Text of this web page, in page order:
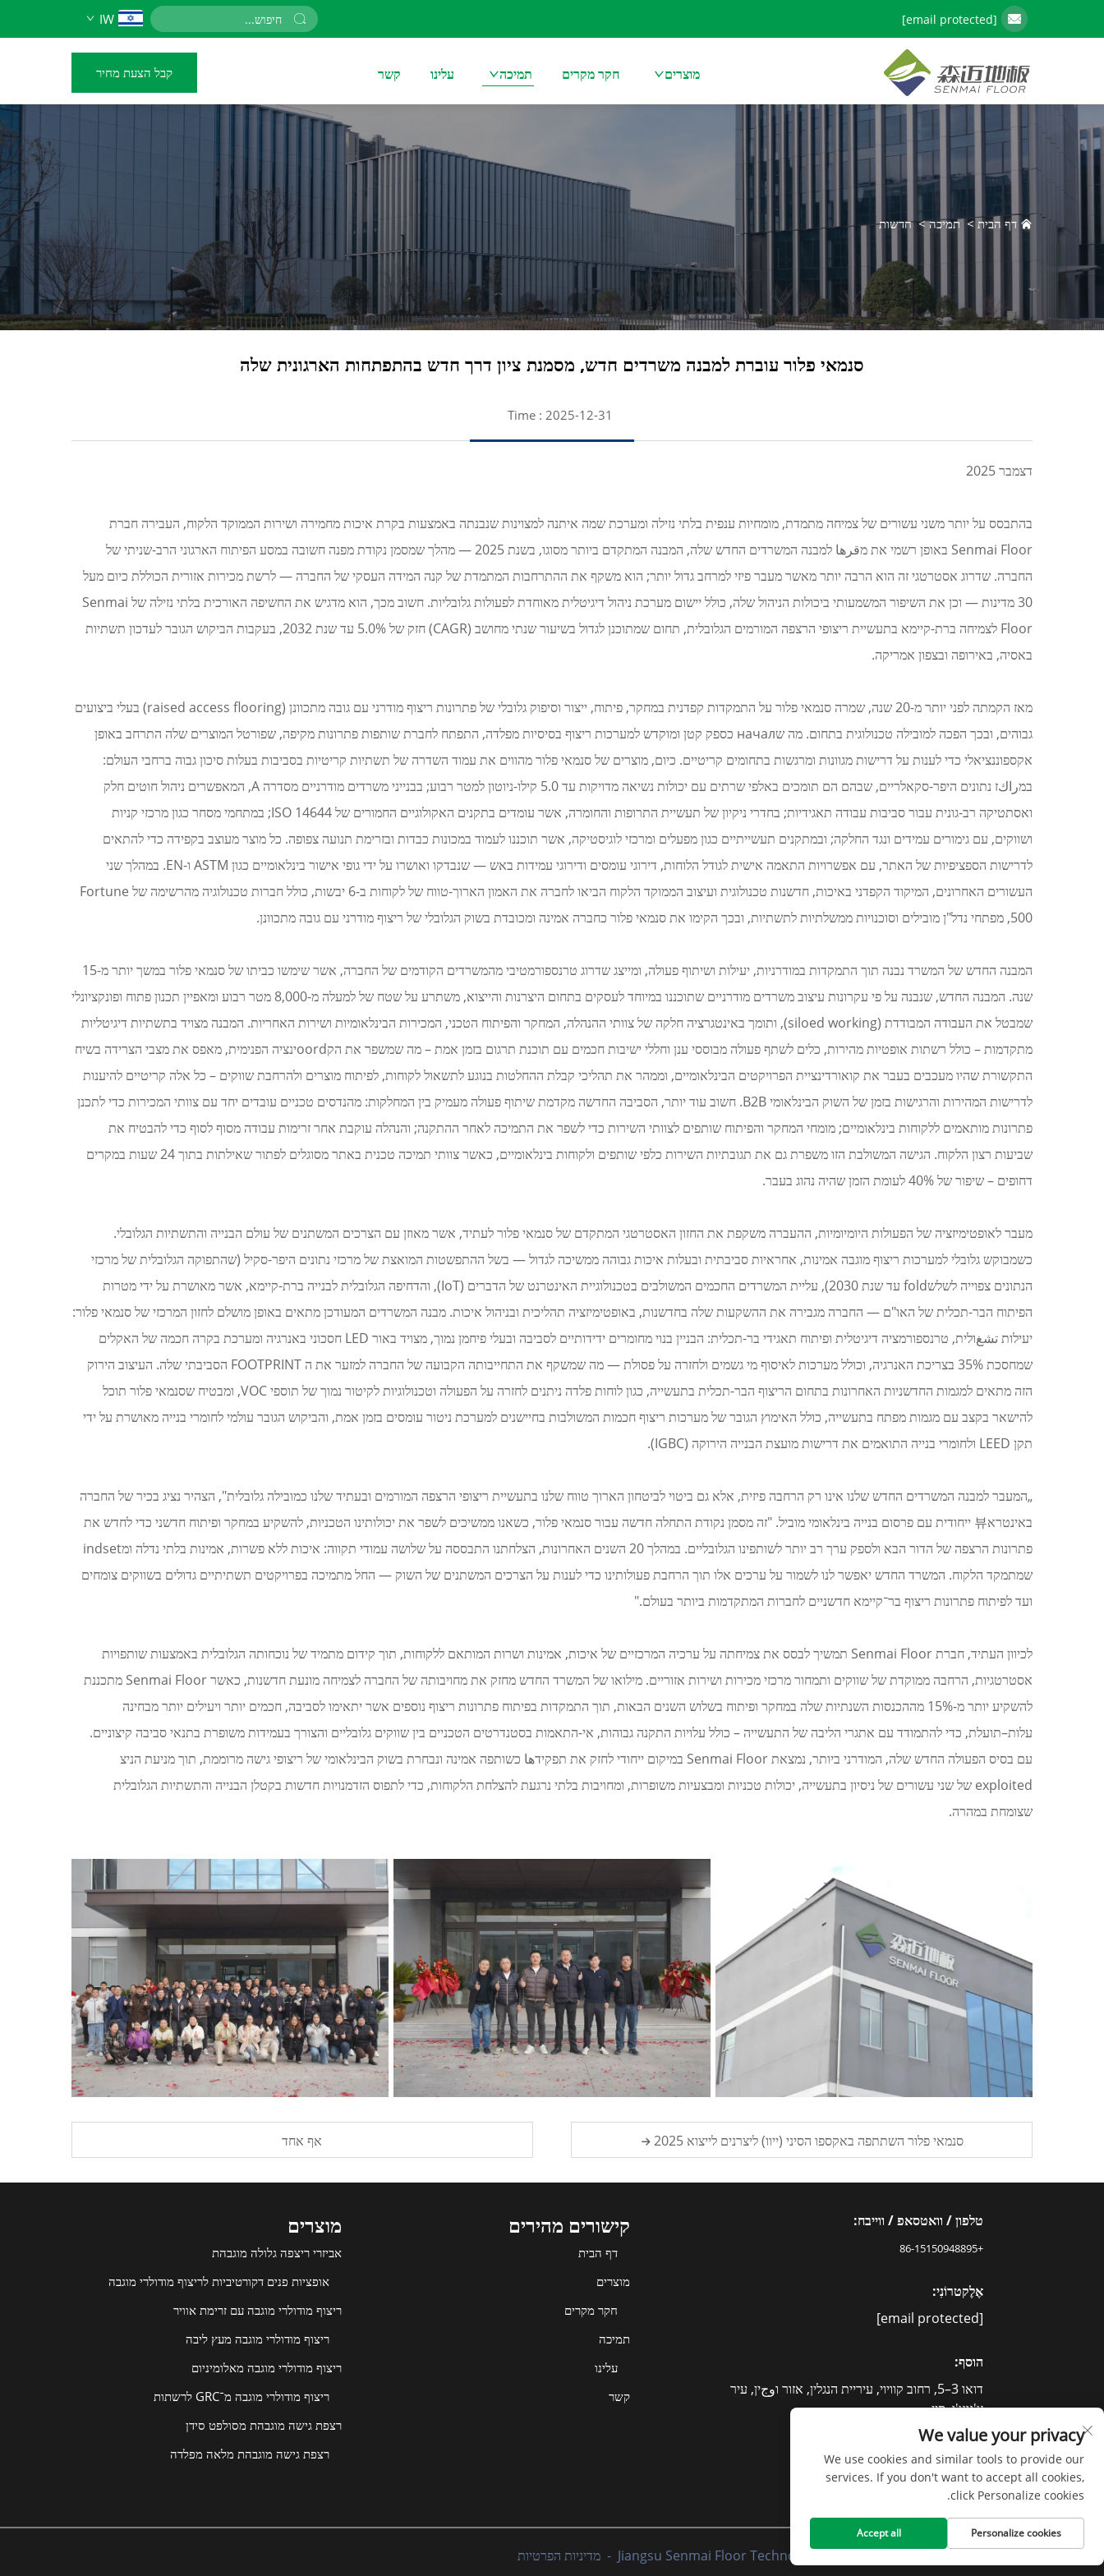
[email protected]
IW
מוצרים חקר מקרים תמיכה עלינו קשר קבל הצעת מחיר
דף הבית>תמיכה>חדשות
סנמאי פלור עוברת למבנה משרדים חדש, מסמנת ציון דרך חדש בהתפתחות הארגונית שלה
Time : 2025-12-31
דצמבר 2025
בהתבסס על יותר משני עשורים של צמיחה מתמדת, מומחיות ענפית בלתי נזילה ומערכת שמה איתנה למצוינות שנבנתה באמצעות בקרת איכות מחמירה ושירות הממוקד הלקוח, העבירה חברת
Senmai Floor באופן רשמי את מقرها למבנה המשרדים החדש שלה, המבנה המתקדם ביותר מסוגו, בשנת 2025 — מהלך שמסמן נקודת מפנה חשובה במסע הפיתוח הארגוני הרב-שניתי של
החברה. שדרוג אסטרטגי זה הוא הרבה יותר מאשר מעבר פיזי למרחב גדול יותר; הוא משקף את ההתרחבות המתמדת של קנה המידה העסקי של החברה — לרשת מכירות אזורית הכוללת כיום מעל
30 מדינות — וכן את השיפור המשמעותי ביכולות הניהול שלה, כולל יישום מערכת ניהול דיגיטלית מאוחדת לפעולות גלובליות. חשוב מכך, הוא מדגיש את החשיפה האורכית בלתי נזילה של Senmai
Floor לצמיחה ברת-קיימא בתעשיית ריצופי הרצפה המורמים הגלובלית, תחום שמתוכנן לגדול בשיעור שנתי מחושב (CAGR) חזק של 5.0% עד שנת 2032, בעקבות הביקוש הגובר לעדכון תשתיות
באסיה, באירופה ובצפון אמריקה.
מאז הקמתה לפני יותר מ-20 שנה, שמרה סנמאי פלור על התמקדות קפדנית במחקר, פיתוח, ייצור וסיפוק גלובלי של פתרונות ריצוף מודרני עם גובה מתכוונן (raised access flooring) בעלי ביצועים
גבוהים, ובכך הפכה למובילה טכנולוגית בתחום. מה שначал כספק קטן ומוקדש למערכות ריצוף בסיסיות מפלדה, התפתח לחברת שותפות פתרונות מקיפה, שפורטל המוצרים שלה התרחב באופן
אקספוננציאלי כדי לענות על דרישות מגוונות ומרגשות בתחומים קריטיים. כיום, מוצרים של סנמאי פלור מהווים את עמוד השדרה של תשתיות קריטיות בסביבות בעלות סיכון גבוה ברחבי העולם:
במراكז נתונים היפר-סקאלריים, שבהם הם תומכים באלפי שרתים עם יכולות נשיאה מדויקות עד 5.0 קילו-ניוטון למטר רבוע; בבנייני משרדים מודרניים מסדרה A, המאפשרים ניהול חוטים חלק
ואסתטיקה רב-גונית עבור סביבות עבודה תאגידיות; בחדרי ניקיון של תעשיית התרופות והחומרה, אשר עומדים בתקנים האקולוגיים החמורים של ISO 14644; במתחמי מסחר כגון מרכזי קניות
ושווקים, עם גימורים עמידים ונגד החלקה; ובמתקנים תעשייתיים כגון מפעלים ומרכזי לוגיסטיקה, אשר תוכננו לעמוד במכונות כבדות ובזרימת תנועה צפופה. כל מוצר מעוצב בקפידה כדי להתאים
לדרישות הספציפיות של האתר, עם אפשרויות התאמה אישית לגודל הלוחות, דירוגי עומסים ודירוגי עמידות באש — שנבדקו ואושרו על ידי גופי אישור בינלאומיים כגון ASTM ו-EN. במהלך שני
העשורים האחרונים, המיקוד הקפדני באיכות, חדשנות טכנולוגית ועיצוב הממוקד הלקוח הביאו לחברה את האמון הארוך-טווח של לקוחות ב-6 יבשות, כולל חברות טכנולוגיה מהרשימה של Fortune
500, מפתחי נדל"ן מובילים וסוכנויות ממשלתיות לתשתיות, ובכך הקימו את סנמאי פלור כחברה אמינה ומכובדת בשוק הגלובלי של ריצוף מודרני עם גובה מתכוונן.
המבנה החדש של המשרד נבנה תוך התמקדות במודרניות, יעילות ושיתוף פעולה, ומייצג שדרוג טרנספורמטיבי מהמשרדים הקודמים של החברה, אשר שימשו כביתו של סנמאי פלור במשך יותר מ-15
שנה. המבנה החדש, שנבנה על פי עקרונות עיצוב משרדים מודרניים שתוכננו במיוחד לעסקים בתחום היצרנות והייצוא, משתרע על שטח של למעלה מ-8,000 מטר רבוע ומאפיין תכנון פתוח ופונקציונלי
שמבטל את העבודה המבודדת (siloed working), ותומך באינטגרציה חלקה של צוותי ההנהלה, המחקר והפיתוח הטכני, המכירות הבינלאומיות ושירות האחריות. המבנה מצויד בתשתיות דיגיטליות
מתקדמות – כולל רשתות אופטיות מהירות, כלים לשתף פעולה מבוססי ענן וחללי ישיבות חכמים עם תוכנת תרגום בזמן אמת – מה שמשפר את הקoordינציה הפנימית, מאפס את מצבי הצרידה בשיח
התקשורת שהיו מעכבים בעבר את קואורדינציית הפרויקטים הבינלאומיים, וממהר את תהליכי קבלת ההחלטות בנוגע לתשאול לקוחות, לפיתוח מוצרים ולהרחבת שווקים – כל אלה קריטיים להיענות
לדרישות המהירות והרגישות בזמן של השוק הבינלאומי B2B. חשוב עוד יותר, הסביבה החדשה מקדמת שיתוף פעולה מעמיק בין המחלקות: מהנדסים טכניים עובדים יחד עם צוותי המכירות כדי לתכנן
פתרונות מותאמים ללקוחות בינלאומיים; מומחי המחקר והפיתוח שותפים לצוותי השירות כדי לשפר את התמיכה לאחר ההתקנה; והנהלה עוקבת אחר זרימות עבודה מסוף לסוף כדי להבטיח את
שביעות רצון הלקוח. הגישה המשולבת הזו משפרת גם את תגובתיות השירות כלפי שותפים ולקוחות בינלאומיים, כאשר צוותי תמיכה טכנית באתר מסוגלים לפתור שאילתות בתוך 24 שעות במקרים
דחופים – שיפור של 40% לעומת הזמן שהיה נהוג בעבר.
מעבר לאופטימיזציה של הפעולות היומיומיות, ההעברה משקפת את החזון האסטרטגי המתקדם של סנמאי פלור לעתיד, אשר מאוזן עם הצרכים המשתנים של עולם הבנייה והתשתיות הגלובלי.
כשמבוקש גלובלי למערכות ריצוף מוגבה אמינות, אחראיות סביבתית ובעלות איכות גבוהה ממשיכה לגדול — בשל ההתפשטות המואצת של מרכזי נתונים היפר-סקיל (שהתפוקה הגלובלית של מרכזי
הנתונים צפוייה לשלשfold עד שנת 2030), עליית המשרדים החכמים המשולבים בטכנולוגיית האינטרנט של הדברים (IoT), והדחיפה הגלובלית לבנייה ברת-קיימא, אשר מאושרת על ידי מטרות
הפיתוח הבר-תכלית של האו"ם — החברה מגבירה את ההשקעות שלה בחדשנות, באופטימיזציה תהליכית ובניהול איכות. מבנה המשרדים המעודכן מתאים באופן מושלם לחזון המרכזי של סנמאי פלור:
יעילות تشغולית, טרנספורמציה דיגיטלית ופיתוח תאגידי בר-תכלית: הבניין בנוי מחומרים ידידותיים לסביבה ובעלי פיחמן נמוך, מצויד באור LED חסכוני באנרגיה ומערכת בקרה חכמה של האקלים
שמחסכת 35% בצריכת האנרגיה, וכולל מערכות לאיסוף מי גשמים ולחזרה על פסולת — מה שמשקף את התחייבותה הקבועה של החברה למזער את ה FOOTPRINT הסביבתי שלה. העיצוב הירוק
הזה מתאים למגמות החדשניות האחרונות בתחום הריצוף הבר-תכלית בתעשייה, כגון לוחות פלדה ניתנים לחזרה על הפעולה וטכנולוגיות לקיטור נמוך של תוספי VOC, ומבטיח שסנמאי פלור תוכל
להישאר בקצב עם מגמות מפתח בתעשייה, כולל האימוץ הגובר של מערכות ריצוף חכמות המשולבות בחיישנים למערכת ניטור עומסים בזמן אמת, והביקוש הגובר עולמי לחומרי בנייה מאושרת על ידי
תקן LEED ולחומרי בנייה התואמים את דרישות מועצת הבנייה הירוקה (IGBC).
„המעבר למבנה המשרדים החדש שלנו אינו רק הרחבה פיזית, אלא גם ביטוי לביטחון הארוך טווח שלנו בתעשיית ריצופי הרצפה המורמים ובעתיד שלנו כמובילה גלובלית", הצהיר נציג בכיר של החברה
באינטרא뷰 ייחודית עם פרסום בנייה בינלאומי מוביל. "זה מסמן נקודת התחלה חדשה עבור סנמאי פלור, כשאנו ממשיכים לשפר את יכולותינו הטכניות, להשקיע במחקר ופיתוח חדשני כדי לחדש את
פתרונות הרצפה של הדור הבא ולספק ערך רב יותר לשותפינו הגלובליים. במהלך 20 השנים האחרונות, הצלחתנו התבססה על שלושה עמודי תקווה: איכות ללא פשרות, אמינות בלתי נדלה ומindset
שמתמקד הלקוח. המשרד החדש יאפשר לנו לשמור על ערכים אלו תוך הרחבת פעולותינו כדי לענות על הצרכים המשתנים של השוק — החל מתמיכה בפרויקטים תשתיתיים גדולים בשווקים צומחים
ועד לפיתוח פתרונות ריצוף בר־קיימא חדשניים לחברות המתקדמות ביותר בעולם."
לכיוון העתיד, חברת Senmai Floor תמשיך לבסס את צמיחתה על ערכיה המרכזיים של איכות, אמינות ושרות המותאם ללקוחות, תוך קידום מתמיד של נוכחותה הגלובלית באמצעות שותפויות
אסטרטגיות, הרחבה ממוקדת של שווקים ותמחור מרכזי מכירות ושירות אזוריים. מילואו של המשרד החדש מחזק את מחויבותה של החברה לצמיחה מונעת חדשנות, כאשר Senmai Floor מתכננת
להשקיע יותר מ-15% מההכנסות השנתיות שלה במחקר ופיתוח בשלוש השנים הבאות, תוך התמקדות בפיתוח פתרונות ריצוף נוספים אשר יתאימו לסביבה, חכמים יותר ויעילים יותר מבחינה
עלות–תועלת, כדי להתמודד עם אתגרי הליבה של התעשייה – כולל עלויות התקנה גבוהות, אי-התאמות בסטנדרטים הטכניים בין שווקים גלובליים והצורך בעמידות משופרת בתנאי סביבה קיצוניים.
עם בסיס הפעולה החדש שלה, המודרני ביותר, נמצאת Senmai Floor במיקום ייחודי לחזק את תפקידها כשותפה אמינה ונבחרת בשוק הבינלאומי של ריצופי גישה מרוממת, תוך מניעת הניצ
exploited של שני עשורים של ניסיון בתעשייה, יכולות טכניות ומבצעיות משופרות, ומחויבות בלתי נרגעת להצלחת הלקוחות, כדי לתפוס הזדמנויות חדשות בקטלן הבנייה והתשתיות הגלובלית
שצומחת במהרה.
אף אחד סנמאי פלור השתתפה באקספו הסיני (ייוו) ליצרנים לייצוא 2025
טלפון / וואטסאפ / ווייבח:
+86-15150948895
אֶלֶקטרוֹנִי:
[email protected]
הוסף:
דואו 3–5, רחוב קוויוי, עיריית הנגלין, אזור וوجין, עיר
צ'נגצ'ו, סין.
קישורים מהירים
דף הבית
מוצרים
חקר מקרים
תמיכה
עלינו
קשר
מוצרים
רצפת גישה מוגבהת מלאה מפלדה
רצפת גישה מוגבהת מסולפט סידן
ריצוף מודולרי מוגבה מ־GRC לרשתות
ריצוף מודולרי מוגבה מאלומיניום
ריצוף מודולרי מוגבה מעץ ליבה
ריצוף מודולרי מוגבה עם זרימת אוויר
אופציות פנים דקורטיביות לריצוף מודולרי מוגבה
אביזרי ריצפה גלולה מוגבהת
מדיניות הפרטיות
We value your privacy
We use cookies and similar tools to provide our
services. If you don't want to accept all cookies,
click Personalize cookies.
Personalize cookies
Accept all